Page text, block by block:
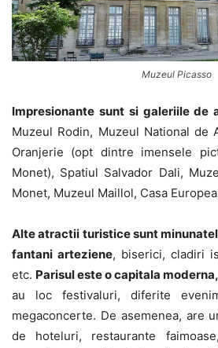
Muzeul Picasso
Impresionante sunt si galeriile de
Muzeul Rodin, Muzeul National de
Oranjerie (opt dintre imensele
Monet), Spatiul Salvador Dali,
Monet, Muzeul Maillol, Casa
Alte atractii turistice sunt
fantani arteziene, biserici, cladiri
etc. Parisul este o capitala
au loc festivaluri, diferite
megaconcerte. De asemenea, are
de hoteluri, restaurante